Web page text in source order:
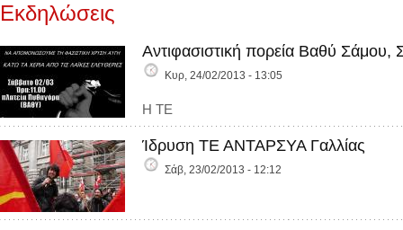
Εκδηλώσεις
Αντιφασιστική πορεία Βαθύ Σάμου,
Κυρ, 24/02/2013 - 13:05
Η ΤΕ
Ίδρυση ΤΕ ΑΝΤΑΡΣΥΑ Γαλλίας
Σάβ, 23/02/2013 - 12:12